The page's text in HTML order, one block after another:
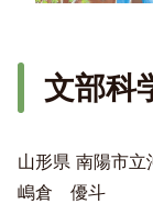
文部科
山形県 南陽市
嶋倉 優斗